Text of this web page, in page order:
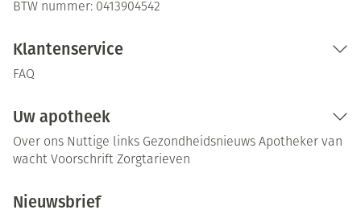
BTW nummer: 0413904542
Klantenservice
FAQ
Uw apotheek
Over ons Nuttige links Gezondheidsnieuws Apotheker van
wacht Voorschrift Zorgtarieven
Nieuwsbrief